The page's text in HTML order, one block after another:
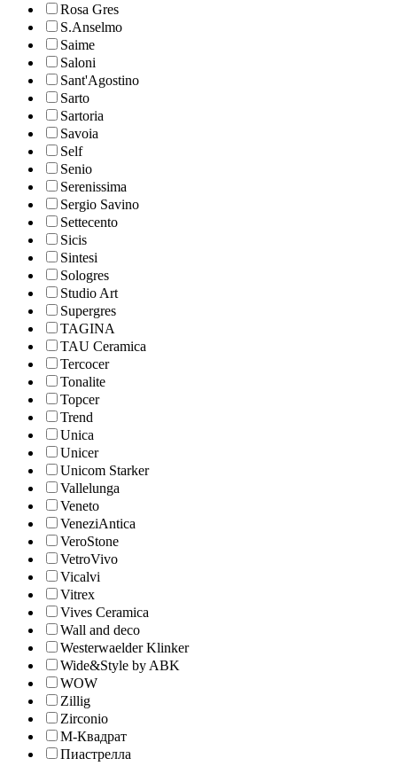
Rosa Gres
S.Anselmo
Saime
Saloni
Sant'Agostino
Sarto
Sartoria
Savoia
Self
Senio
Serenissima
Sergio Savino
Settecento
Sicis
Sintesi
Sologres
Studio Art
Supergres
TAGINA
TAU Ceramica
Tercocer
Tonalite
Topcer
Trend
Unica
Unicer
Unicom Starker
Vallelunga
Veneto
VeneziAntica
VeroStone
VetroVivo
Vicalvi
Vitrex
Vives Ceramica
Wall and deco
Westerwaelder Klinker
Wide&Style by ABK
WOW
Zillig
Zirconio
М-Квадрат
Пиастрелла